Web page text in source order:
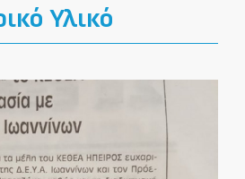
Υλικό